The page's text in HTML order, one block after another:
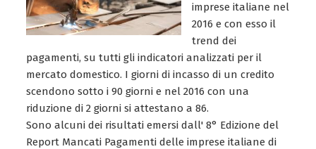
imprese italiane nel
2016 e con esso il
trend dei
pagamenti, su tutti gli indicatori analizzati per il
mercato domestico. I giorni di incasso di un credito
scendono sotto i 90 giorni e nel 2016 con una
riduzione di 2 giorni si attestano a 86.
Sono alcuni dei risultati emersi dall' 8° Edizione del
Report Mancati Pagamenti delle imprese italiane di